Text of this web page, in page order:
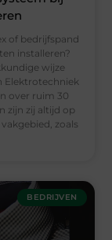
of bedrijfspand
installeren?
wijze
Elektrotechniek
over ruim 30
zijn zij altijd op
zoals
BEDRIJVEN